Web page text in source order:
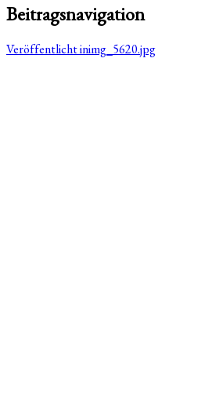
Beitragsnavigation
Veröffentlicht inimg_5620.jpg